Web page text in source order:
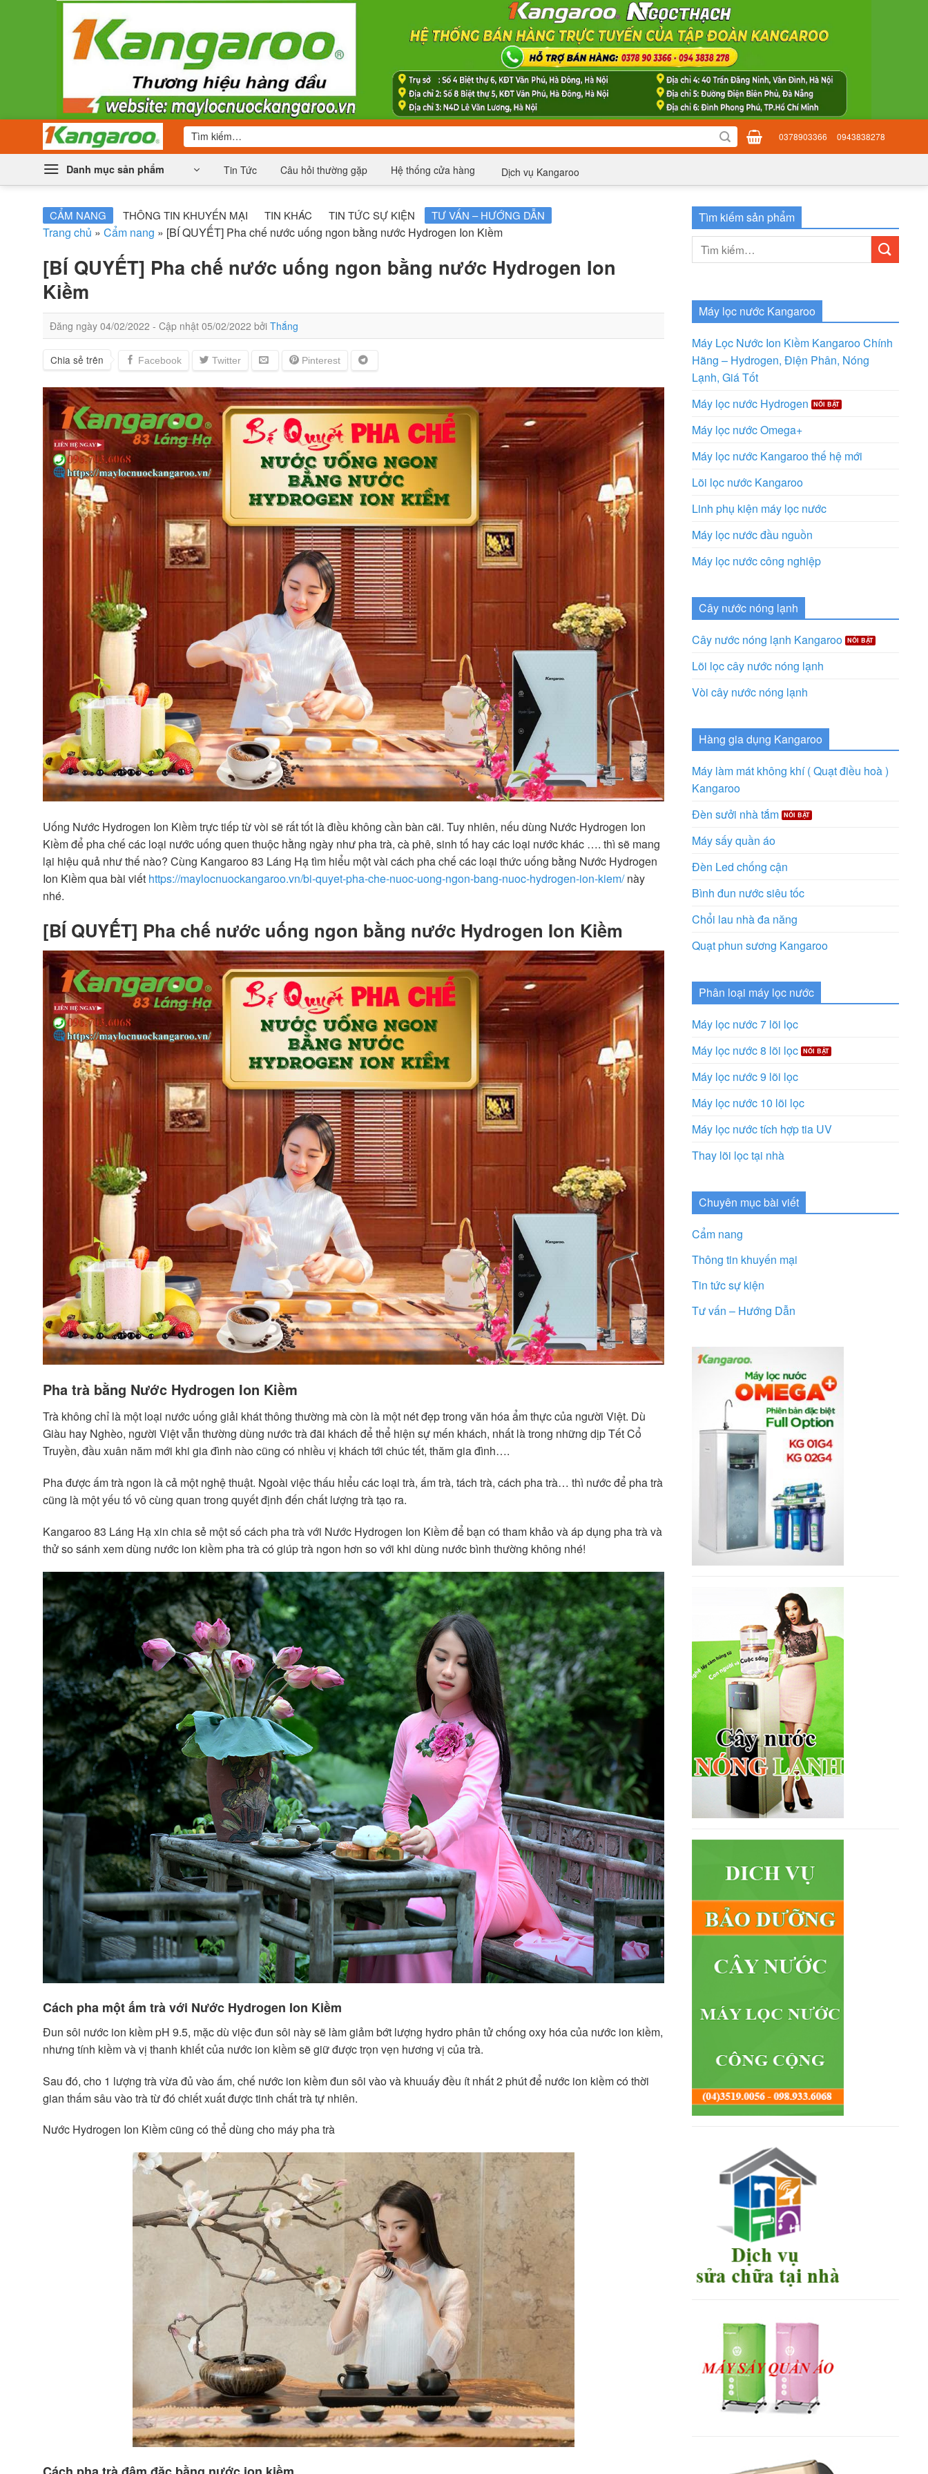
Tìm
kiếm:
0378903366 0943838278
Danh mục sản phẩm Tin Tức Câu hỏi thường gặp Hệ thống cửa hàng Dịch vụ Kangaroo
CẨM NANG THÔNG TIN KHUYẾN MẠI TIN KHÁC TIN TỨC SỰ KIỆN TƯ VẤN – HƯỚNG DẪN
Trang chủ » Cẩm nang » [BÍ QUYẾT] Pha chế nước uống ngon bằng nước Hydrogen Ion Kiềm
[BÍ QUYẾT] Pha chế nước uống ngon bằng nước Hydrogen Ion
Kiềm
Đăng ngày 04/02/2022 - Cập nhật 05/02/2022 bởi Thắng
Chia sẻ trên
Uống Nước Hydrogen Ion Kiềm trực tiếp từ vòi sẽ rất tốt là điều không cần bàn cãi. Tuy nhiên, nếu dùng Nước Hydrogen Ion
Kiềm để pha chế các loại nước uống quen thuộc hằng ngày như pha trà, cà phê, sinh tố hay các loại nước khác …. thì sẽ mang
lại hiệu quả như thế nào? Cùng Kangaroo 83 Láng Hạ tìm hiểu một vài cách pha chế các loại thức uống bằng Nước Hydrogen
Ion Kiềm qua bài viết https://maylocnuockangaroo.vn/bi-quyet-pha-che-nuoc-uong-ngon-bang-nuoc-hydrogen-ion-kiem/này
nhé.
[BÍ QUYẾT] Pha chế nước uống ngon bằng nước Hydrogen Ion Kiềm
Pha trà bằng Nước Hydrogen Ion Kiềm
Trà không chỉ là một loại nước uống giải khát thông thường mà còn là một nét đẹp trong văn hóa ẩm thực của người Việt. Dù
Giàu hay Nghèo, người Việt vẫn thường dùng nước trà đãi khách để thể hiện sự mến khách, nhất là trong những dịp Tết Cổ
Truyền, đầu xuân năm mới khi gia đình nào cũng có nhiều vị khách tới chúc tết, thăm gia đình….
Pha được ấm trà ngon là cả một nghệ thuật. Ngoài việc thấu hiểu các loại trà, ấm trà, tách trà, cách pha trà… thì nước để pha trà
cũng là một yếu tố vô cùng quan trong quyết định đến chất lượng trà tạo ra.
Kangaroo 83 Láng Hạ xin chia sẻ một số cách pha trà với Nước Hydrogen Ion Kiềm để bạn có tham khảo và áp dụng pha trà và
thử so sánh xem dùng nước ion kiềm pha trà có giúp trà ngon hơn so với khi dùng nước bình thường không nhé!
Cách pha một ấm trà với Nước Hydrogen Ion Kiềm
Đun sôi nước ion kiềm pH 9.5, mặc dù việc đun sôi này sẽ làm giảm bớt lượng hydro phân tử chống oxy hóa của nước ion kiềm,
nhưng tính kiềm và vị thanh khiết của nước ion kiềm sẽ giữ được trọn vẹn hương vị của trà.
Sau đó, cho 1 lượng trà vừa đủ vào ấm, chế nước ion kiềm đun sôi vào và khuuấy đều ít nhất 2 phút để nước ion kiềm có thời
gian thấm sâu vào trà từ đó chiết xuất được tinh chất trà tự nhiên.
Nước Hydrogen Ion Kiềm cũng có thể dùng cho máy pha trà
Tìm kiếm sản phẩm
kiếm:
Máy lọc nước Kangaroo
Máy Lọc Nước Ion Kiềm Kangaroo Chính
Hãng – Hydrogen, Điện Phân, Nóng
Lạnh, Giá Tốt
Máy lọc nước Hydrogen
Máy lọc nước Omega+
Máy lọc nước Kangaroo thế hệ mới
Lõi lọc nước Kangaroo
Linh phụ kiện máy lọc nước
Máy lọc nước đầu nguồn
Máy lọc nước công nghiệp
Cây nước nóng lạnh
Cây nước nóng lạnh Kangaroo
Lõi lọc cây nước nóng lạnh
Vòi cây nước nóng lạnh
Hàng gia dụng Kangaroo
Máy làm mát không khí ( Quạt điều hoà )
Kangaroo
Đèn sưởi nhà tắm
Máy sấy quần áo
Đèn Led chống cận
Bình đun nước siêu tốc
Chổi lau nhà đa năng
Quạt phun sương Kangaroo
Phân loại máy lọc nước
Máy lọc nước 7 lõi lọc
Máy lọc nước 8 lõi lọc
Máy lọc nước 9 lõi lọc
Máy lọc nước 10 lõi lọc
Máy lọc nước tích hợp tia UV
Thay lõi lọc tại nhà
Chuyên mục bài viết
Cẩm nang
Thông tin khuyến mại
Tin tức sự kiện
Tư vấn – Hướng Dẫn